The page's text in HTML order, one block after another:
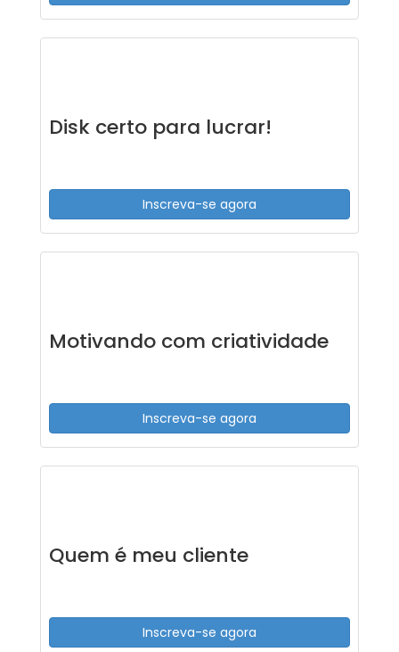
Disk certo para lucrar!
Inscreva-se agora
Motivando com criatividade
Inscreva-se agora
Quem é meu cliente
Inscreva-se agora